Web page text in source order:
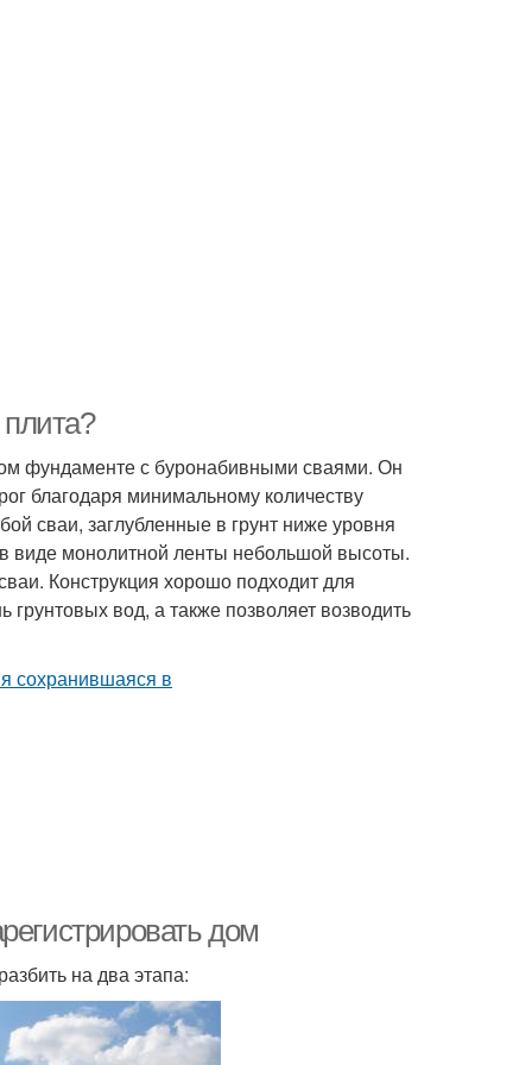
фундаменте с буронабивными сваями. Он
благодаря минимальному количеству
сваи, заглубленные в грунт ниже уровня
виде монолитной ленты небольшой высоты.
Конструкция хорошо подходит для
вод, а также позволяет возводить
дом
на два этапа: